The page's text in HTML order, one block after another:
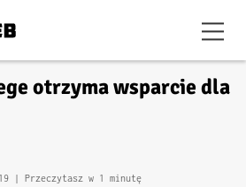
otrzyma wsparcie dla
| Przeczytasz w 1 minutę